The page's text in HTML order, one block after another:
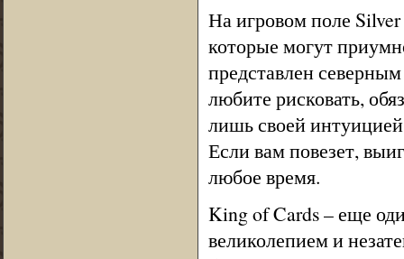
На игровом поле
которые могут
представлен
любите рисковать,
лишь своей
Если вам повезет,
любое время.
King of Cards – еще
великолепием и